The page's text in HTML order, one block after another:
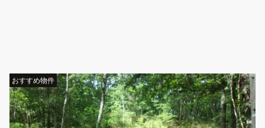
おすすめ物件